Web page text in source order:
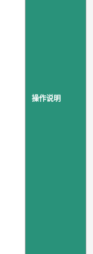
操作说明